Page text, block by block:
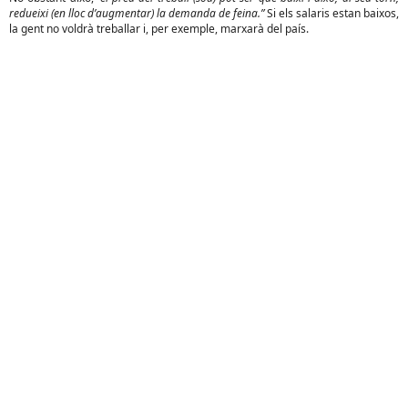
redueixi (en lloc d’augmentar) la demanda de feina.”Si els salaris estan baixos,
la gent no voldrà treballar i, per exemple, marxarà del país.